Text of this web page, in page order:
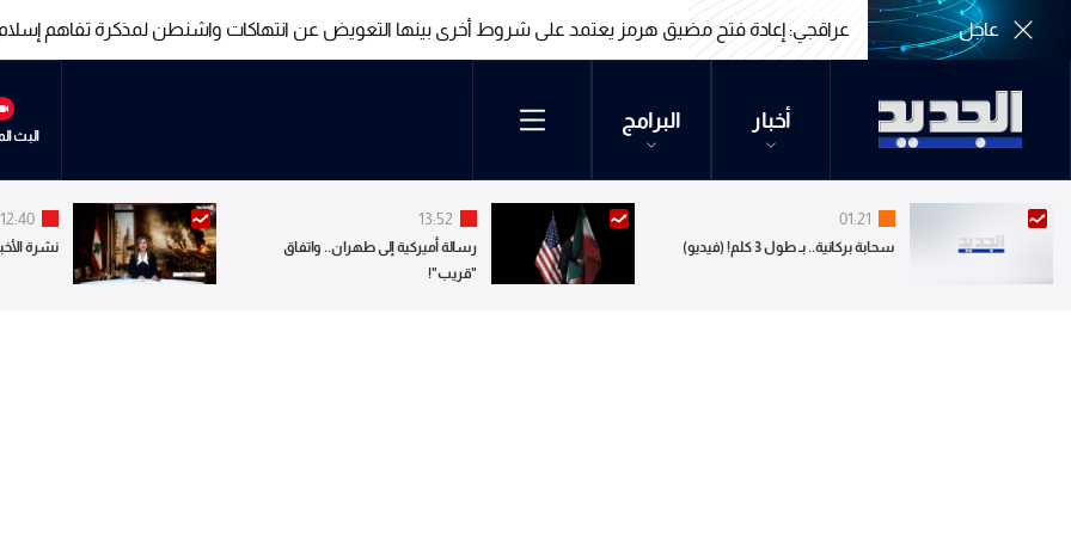
عاجل عراقجي: إعادة فتح مضيق هرمز يعتمد على شروط أخرى بينها التعويض عن انتهاكات واشنطن لمذكرة تفاهم إسلام
أخبار البرامج
البث
01:21
سحابة بركانية.. بـ طول 3 كلم! (فيديو)
13:52
رسالة أميركية إلى طهران.. واتفاق
"قريب"!
12:40
نشرة